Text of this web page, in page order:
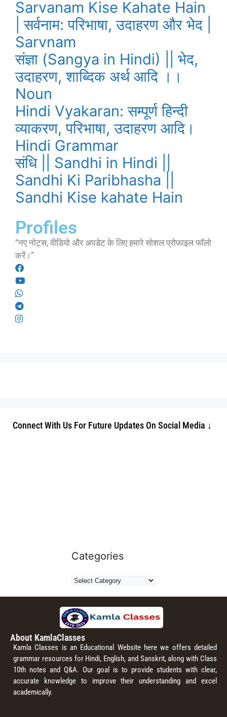
Sarvanam Kise Kahate Hain
| सर्वनाम: परिभाषा, उदाहरण और भेद |
Sarvnam
संज्ञा (Sangya in Hindi) || भेद,
उदाहरण, शाब्दिक अर्थ आदि ।।
Noun
Hindi Vyakaran: सम्पूर्ण हिन्दी
व्याकरण, परिभाषा, उदाहरण आदि।
Hindi Grammar
संधि || Sandhi in Hindi ||
Sandhi Ki Paribhasha ||
Sandhi Kise kahate Hain
Profiles
“नए नोट्स, वीडियो और अपडेट के लिए हमारे सोशल प्रोफाइल फॉलो
करें।”
Connect With Us For Future Updates On Social Media ↓
Categories
About KamlaClasses
Kamla Classes is an Educational Website here we offers detailed
grammar resources for Hindi, English, and Sanskrit, along with Class
10th notes and Q&A. Our goal is to provide students with clear,
accurate knowledge to improve their understanding and excel
academically.